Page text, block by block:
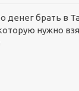
денег брать в
нужно